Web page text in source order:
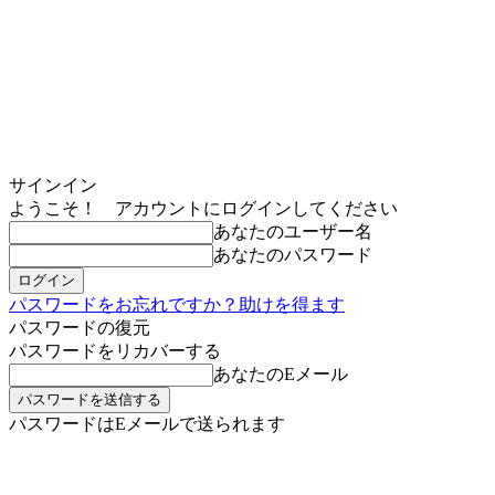
サインイン
ようこそ！ アカウントにログインしてください
あなたのユーザー名
あなたのパスワード
パスワードをお忘れですか？助けを得ます
パスワードの復元
パスワードをリカバーする
あなたのEメール
パスワードはEメールで送られます